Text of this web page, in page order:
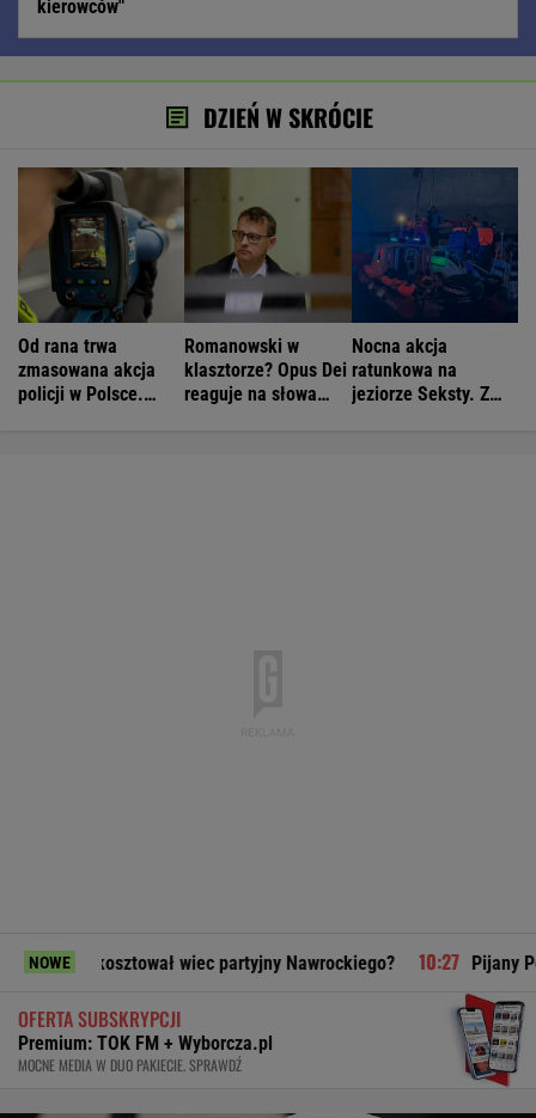
kierowców"
DZIEŃ W SKRÓCIE
Od rana trwa
zmasowana akcja
policji w Polsce.
Romanowski w
klasztorze? Opus Dei
reaguje na słowa
Nocna akcja
ratunkowa na
jeziorze Seksty. Z
NOWE wiec partyjny Nawrockiego? Pijany Polak
OFERTA SUBSKRYPCJI
Premium: TOK FM + Wyborcza.pl
MOCNE MEDIA W DUO PAKIECIE. SPRAWDŹ